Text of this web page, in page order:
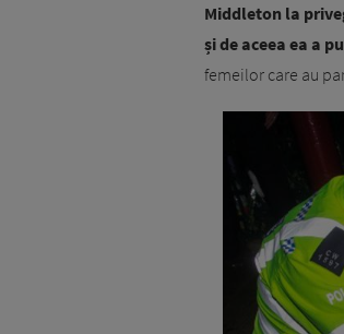
Middleton la
și de aceea ea a
femeilor care au